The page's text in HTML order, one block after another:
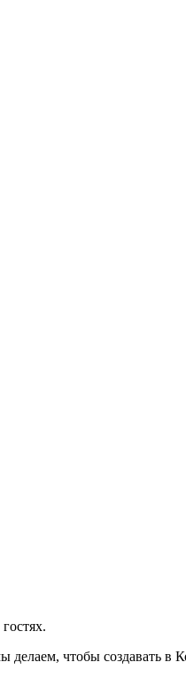
чтобы создавать в